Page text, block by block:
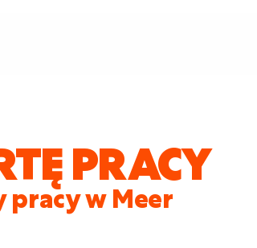
PRACY
w Meer